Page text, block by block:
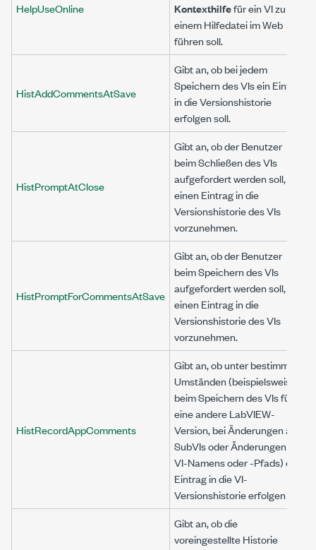
HelpUseOnline
Kontexthilfefür ein VI zu
einem Hilfedatei im Web
führen soll.
HistAddCommentsAtSave
Gibt an, ob bei jedem
Speichern des VIs ein Eintrag
in die Versionshistorie
erfolgen soll.
HistPromptAtClose
Gibt an, ob der Benutzer
beim Schließen des VIs
aufgefordert werden soll,
einen Eintrag in die
Versionshistorie des VIs
vorzunehmen.
HistPromptForCommentsAtSave
Gibt an, ob der Benutzer
beim Speichern des VIs
aufgefordert werden soll,
einen Eintrag in die
Versionshistorie des VIs
vorzunehmen.
HistRecordAppComments
Gibt an, ob unter bestimmten
Umständen (beispielsweise
beim Speichern des VIs für
eine andere LabVIEW-
Version, bei Änderungen an
SubVIs oder Änderungen des
VI-Namens oder -Pfads) ein
Eintrag in die VI-
Versionshistorie erfolgen soll.
Gibt an, ob die
voreingestellte Historie